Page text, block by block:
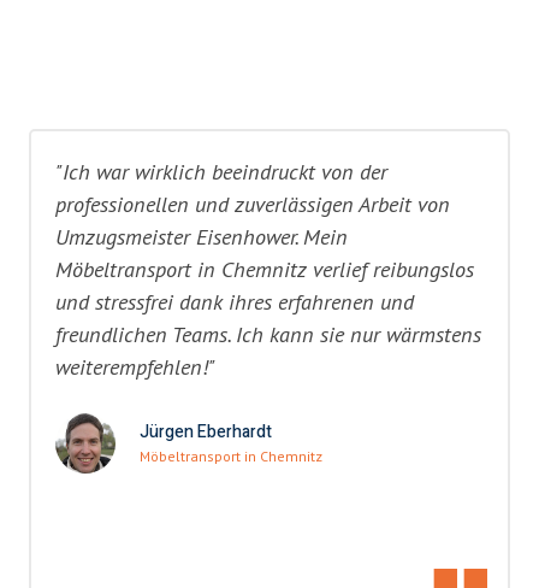
"Ich war wirklich beeindruckt von der
professionellen und zuverlässigen Arbeit von
Umzugsmeister Eisenhower. Mein
Möbeltransport in Chemnitz verlief reibungslos
und stressfrei dank ihres erfahrenen und
freundlichen Teams. Ich kann sie nur wärmstens
weiterempfehlen!"
Jürgen Eberhardt
Möbeltransport in Chemnitz